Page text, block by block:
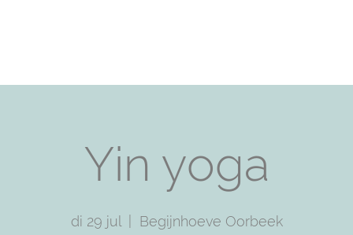
Yin yoga
di 29 jul
  |
Begijnhoeve Oorbeek